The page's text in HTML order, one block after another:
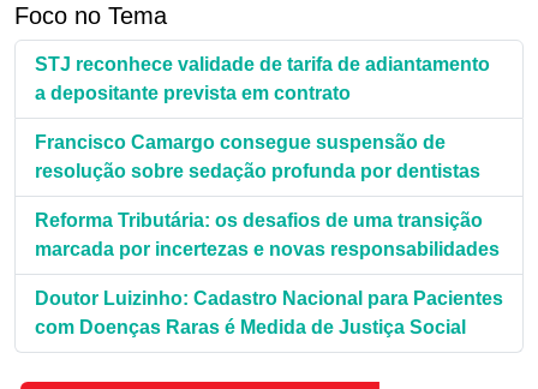
Foco no Tema
STJ reconhece validade de tarifa de adiantamento
a depositante prevista em contrato
Francisco Camargo consegue suspensão de
resolução sobre sedação profunda por dentistas
Reforma Tributária: os desafios de uma transição
marcada por incertezas e novas responsabilidades
Doutor Luizinho: Cadastro Nacional para Pacientes
com Doenças Raras é Medida de Justiça Social